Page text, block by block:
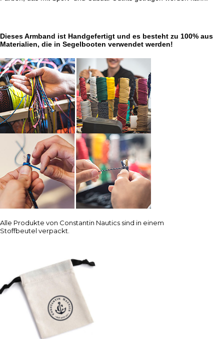
Dieses Armband ist Handgefertigt und es besteht zu 100% aus
Materialien, die in Segelbooten verwendet werden!
Alle Produkte von Constantin Nautics sind in einem
Stoffbeutel verpackt.